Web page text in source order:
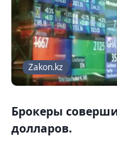
Zakon.kz
Брокеры
долларов.